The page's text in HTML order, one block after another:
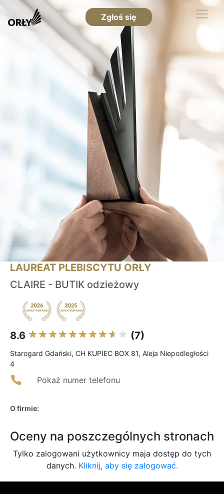
Zgłoś się
LAUREAT PLEBISCYTU ORŁY
CLAIRE - BUTIK odzieżowy
8.6 (7)
Starogard Gdański, CH KUPIEC BOX 81, Aleja Niepodległości
4
Pokaż numer telefonu
O firmie:
Oceny na poszczególnych stronach
Tylko zalogowani użytkownicy maja dostęp do tych
danych. Kliknij, aby się zalogować.